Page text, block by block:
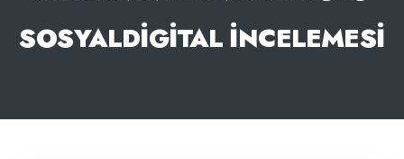
SOSYALDIGITAL İNCELEMESI